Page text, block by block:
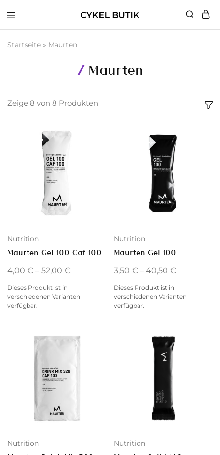
Butik
Startseite » Maurten
Maurten
Zeige 8 von 8 Produkten
Nutrition
Maurten Gel 100 Caf 100
4,00 € – 52,00 €
Dieses Produkt ist in
verschiedenen Varianten
verfügbar.
Nutrition
Maurten Gel 100
3,50 € – 40,50 €
Dieses Produkt ist in
verschiedenen Varianten
verfügbar.
Nutrition Nutrition